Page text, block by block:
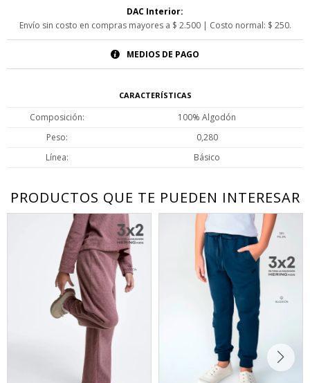
DAC Interior:
Envío sin costo en compras mayores a $ 2.500 | Costo normal: $ 250.
MEDIOS DE PAGO
CARACTERÍSTICAS
Composición
100% Algodón
Peso
0,280
Línea
Básico
PRODUCTOS QUE TE PUEDEN INTERESAR